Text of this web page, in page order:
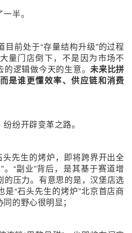
半。
前处于“存量结构升级”的过程
量门店倒下，不是因为市场不
的逻辑做今天的生意。未来比拼
是谁更懂效率、供应链和消费
纷开辟变革之路。
头先生的烤炉，即将跨界开出全
。“副业”背后，是其基于赛道增
的压力。有意思的是，汉堡店选
“石头先生的烤炉”北京首店商
的野心很明显；